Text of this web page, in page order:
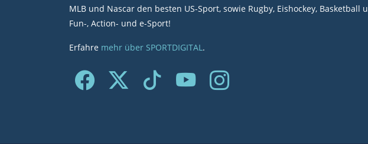
MLB und Nascar den besten US-Sport, sowie Rugby, Eishockey, Basketball
Fun-, Action- und e-Sport!
Erfahre mehr über SPORTDIGITAL.